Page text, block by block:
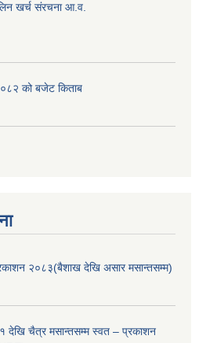
खर्च संरचना आ.व.
०८२ को बजेट किताब
२०८३(बैशाख देखि असार मसान्तसम्म)
देखि चैत्र मसान्तसम्म स्वत – प्रकाशन